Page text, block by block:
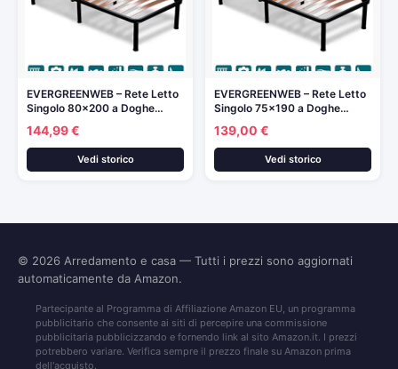
EVERGREENWEB – Rete Letto
Singolo 80×200 a Doghe…
144,99 €
Vedi storico
EVERGREENWEB – Rete Letto
Singolo 75×190 a Doghe…
139,00 €
Vedi storico
© 2026 Arredamento e casa — Tutti i prezzi sono aggiornati
automaticamente da Amazon.
Partecipante al Programma di Affiliazione Amazon EU, un programma
pubblicitario che consente ai siti di percepire una commissione
pubblicitaria pubblicizzando e fornendo link al sito Amazon.it. I prezzi
potrebbero variare. Verifica sempre il prezzo finale su Amazon prima
dell'acquisto.